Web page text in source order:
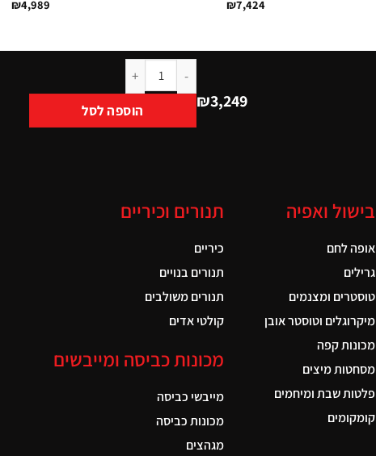
₪7,424
₪4,989
₪3,249 הוספה לסל
בישול ואפיה
אופה לחם
גרילים
טוסטרים ומצנמים
מיקרוגלים וטוסטר אובן
מכונות קפה
מסחטות מיצים
פלטות שבת ומיחמים
קומקומים
תנורים וכיריים
כיריים
תנורים בנויים
תנורים משולבים
קולטי אדים
מכונות כביסה ומייבשים
מייבשי כביסה
מכונות כביסה
מגהצים